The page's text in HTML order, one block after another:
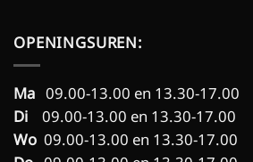
OPENINGSUREN:
Ma 09.00-13.00 en 13.30-17.00
Di 09.00-13.00 en 13.30-17.00
Wo 09.00-13.00 en 13.30-17.00